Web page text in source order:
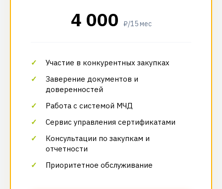
4 000 ₽/15 мес
Участие в конкурентных закупках
Заверение документов и
доверенностей
Работа с системой МЧД
Сервис управления сертификатами
Консультации по закупкам и
отчетности
Приоритетное обслуживание